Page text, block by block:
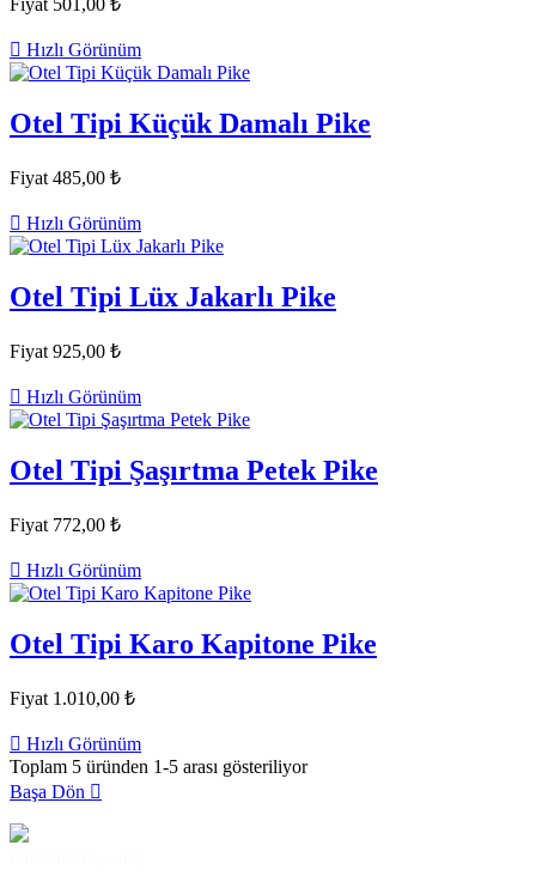
Fiyat 501,00 ₺
 Hızlı Görünüm
Otel Tipi Küçük Damalı Pike
Fiyat 485,00 ₺
 Hızlı Görünüm
Otel Tipi Lüx Jakarlı Pike
Fiyat 925,00 ₺
 Hızlı Görünüm
Otel Tipi Şaşırtma Petek Pike
Fiyat 772,00 ₺
 Hızlı Görünüm
Otel Tipi Karo Kapitone Pike
Fiyat 1.010,00 ₺
 Hızlı Görünüm
Toplam 5 üründen 1-5 arası gösteriliyor
Başa Dön 